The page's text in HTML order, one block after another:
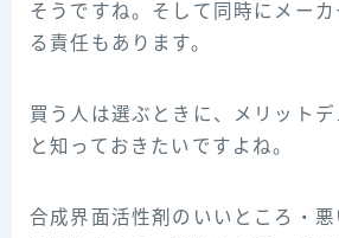
そうですね。そして同時にメーカ
る責任もあります。
買う人は選ぶときに、メリット
と知っておきたいですよね。
合成界面活性剤のいいところ・